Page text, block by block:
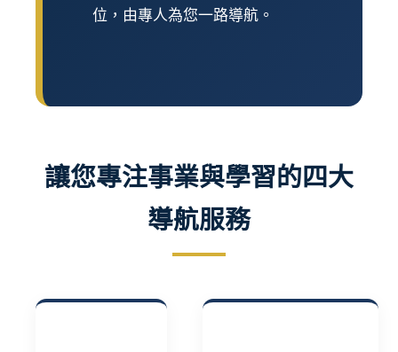
位，由專人為您一路導航。
讓您專注事業與學習的四大
導航服務